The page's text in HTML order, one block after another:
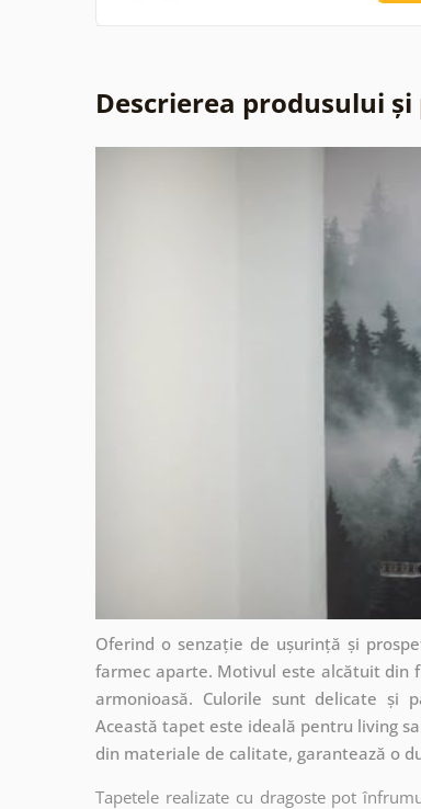
Descrierea produsului
Oferind o senzație de ușurință și
farmec aparte. Motivul este alcătuit din
armonioasă. Culorile sunt delicate și
Această tapet este ideală pentru living
din materiale de calitate, garantează o
Tapetele realizate cu dragoste pot